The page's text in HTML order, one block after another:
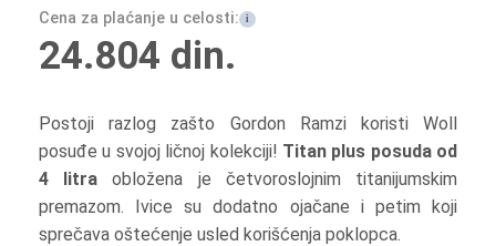
Cena za plaćanje u celosti: i
24.804 din.
Postoji razlog zašto Gordon Ramzi koristi Woll
posuđe u svojoj ličnoj kolekciji! Titan plus posuda od
4 litra obložena je četvoroslojnim titanijumskim
premazom. Ivice su dodatno ojačane i petim koji
sprečava oštećenje usled korišćenja poklopca.